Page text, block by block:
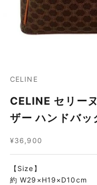
CELINE
CELINE セリー
ザー ハンドバッ
セール価格
¥36,900
【Size】
約 W29×H19×D10cm